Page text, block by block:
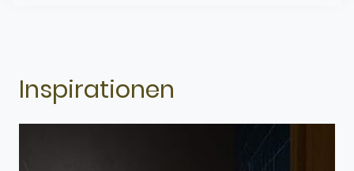
Inspirationen